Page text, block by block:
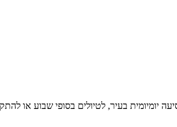
יומיומית בעיר, לטיולים בסופי שבוע או